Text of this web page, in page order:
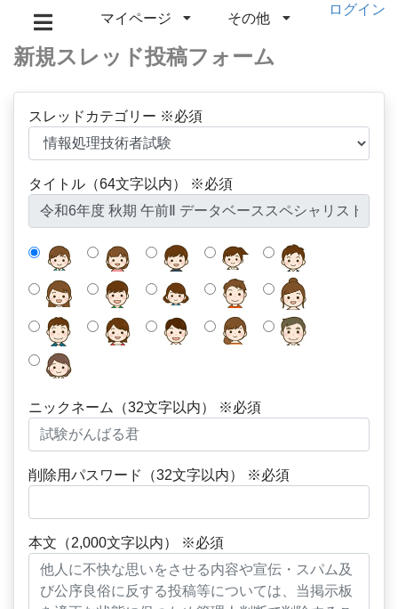
マイページ その他
ログイン
新規スレッド投稿フォーム
スレッドカテゴリー ※必須
タイトル（64文字以内） ※必須
ニックネーム（32文字以内） ※必須
削除用パスワード（32文字以内） ※必須
本文（2,000文字以内） ※必須